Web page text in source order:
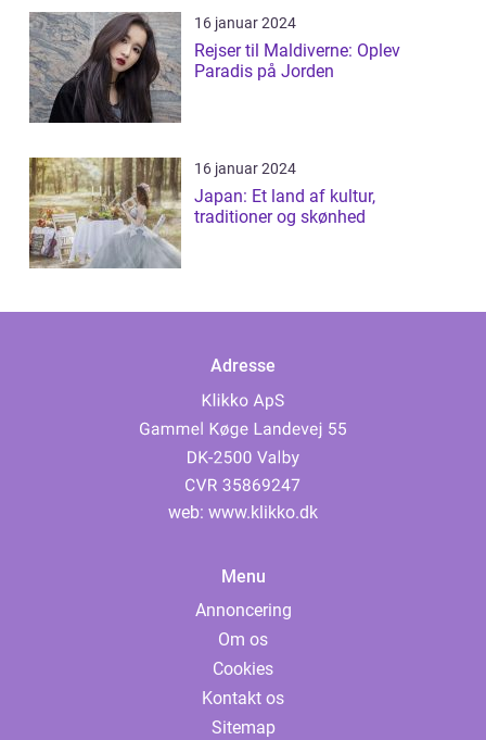
16 januar 2024
Rejser til Maldiverne: Oplev
Paradis på Jorden
16 januar 2024
Japan: Et land af kultur,
traditioner og skønhed
Adresse
web: www.klikko.dk
Menu
Annoncering
Om os
Cookies
Kontakt os
Sitemap